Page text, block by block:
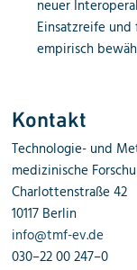
neuer
Einsatzreife
empirisch
Kontakt
Technologie- und
medizinische
Charlottenstraße 42
10117 Berlin
info@tmf-ev.de
030–22 00 247–0